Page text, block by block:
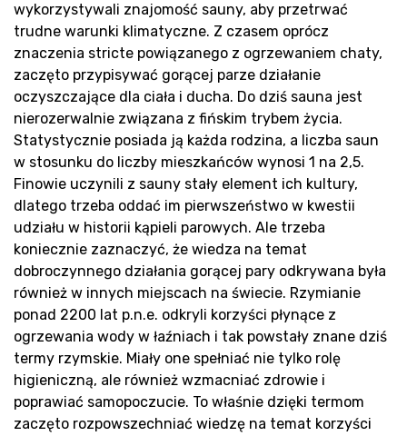
wykorzystywali znajomość sauny, aby przetrwać
trudne warunki klimatyczne. Z czasem oprócz
znaczenia stricte powiązanego z ogrzewaniem chaty,
zaczęto przypisywać gorącej parze działanie
oczyszczające dla ciała i ducha. Do dziś sauna jest
nierozerwalnie związana z fińskim trybem życia.
Statystycznie posiada ją każda rodzina, a liczba saun
w stosunku do liczby mieszkańców wynosi 1 na 2,5.
Finowie uczynili z sauny stały element ich kultury,
dlatego trzeba oddać im pierwszeństwo w kwestii
udziału w historii kąpieli parowych. Ale trzeba
koniecznie zaznaczyć, że wiedza na temat
dobroczynnego działania gorącej pary odkrywana była
również w innych miejscach na świecie. Rzymianie
ponad 2200 lat p.n.e. odkryli korzyści płynące z
ogrzewania wody w łaźniach i tak powstały znane dziś
termy rzymskie. Miały one spełniać nie tylko rolę
higieniczną, ale również wzmacniać zdrowie i
poprawiać samopoczucie. To właśnie dzięki termom
zaczęto rozpowszechniać wiedzę na temat korzyści